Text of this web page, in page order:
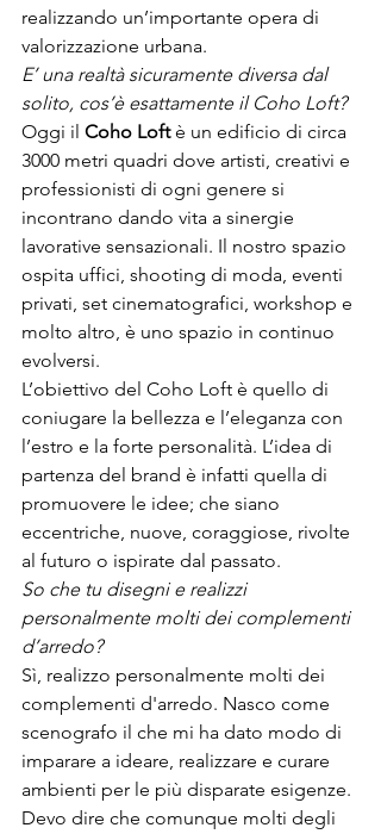
realizzando un’importante opera di
valorizzazione urbana.
E’ una realtà sicuramente diversa dal
solito, cos’è esattamente il Coho Loft?
Oggi il Coho Loft è un edificio di circa
3000 metri quadri dove artisti, creativi e
professionisti di ogni genere si
incontrano dando vita a sinergie
lavorative sensazionali. Il nostro spazio
ospita uffici, shooting di moda, eventi
privati, set cinematografici, workshop e
molto altro, è uno spazio in continuo
evolversi.
L’obiettivo del Coho Loft è quello di
coniugare la bellezza e l’eleganza con
l’estro e la forte personalità. L’idea di
partenza del brand è infatti quella di
promuovere le idee; che siano
eccentriche, nuove, coraggiose, rivolte
al futuro o ispirate dal passato.
So che tu disegni e realizzi
personalmente molti dei complementi
d’arredo?
Sì, realizzo personalmente molti dei
complementi d'arredo. Nasco come
scenografo il che mi ha dato modo di
imparare a ideare, realizzare e curare
ambienti per le più disparate esigenze.
Devo dire che comunque molti degli